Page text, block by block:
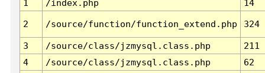
1
/index.php 14
2 /source/function/function_extend.php 324
3 /source/class/jzmysql.class.php
211
4
/source/class/jzmysql.class.php
62